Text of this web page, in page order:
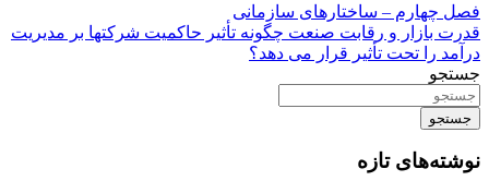
فصل چهارم – ساختارهای سازمانی
قدرت بازار و رقابت صنعت چگونه تأثیر حاکمیت شرکتها بر مدیریت
درآمد را تحت تأثیر قرار می دهد؟
جستجو
جستجو
نوشته‌های تازه